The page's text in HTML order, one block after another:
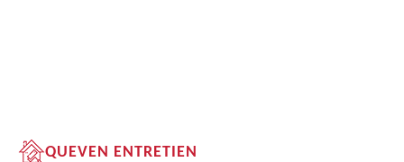
QUEVEN ENTRETIEN